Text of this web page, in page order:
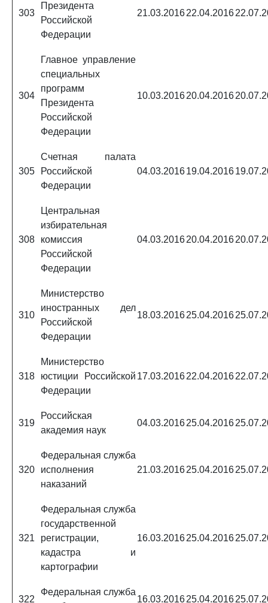
303
Президента
Российской
Федерации
21.03.201622.04.2016
304
Главное управление
специальных
программ
Президента
Российской
Федерации
10.03.201620.04.2016
305
Счетная палата
Российской
Федерации
04.03.201619.04.2016
308
Центральная
избирательная
комиссия
Российской
Федерации
04.03.201620.04.2016
310
Министерство
иностранных дел
Российской
Федерации
18.03.201625.04.2016
318
Министерство
юстиции Российской
Федерации
17.03.201622.04.2016
319
Российская
академия наук
04.03.201625.04.2016
320
Федеральная служба
исполнения
наказаний
21.03.201625.04.2016
321
Федеральная служба
государственной
регистрации,
кадастра и
картографии
16.03.201625.04.2016
322
Федеральная служба
16.03.201625.04.2016